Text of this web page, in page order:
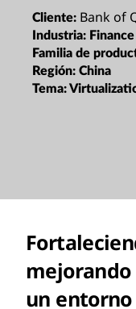
Cliente: Bank of
Industria: Finance
Familia de
Región: China
Tema:
un